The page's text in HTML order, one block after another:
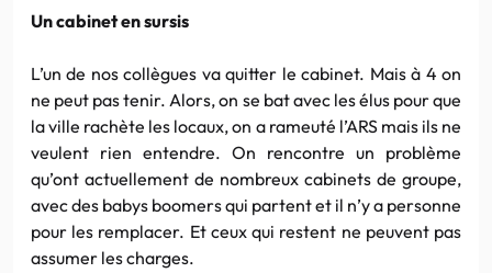
Un cabinet en sursis
L’un de nos collègues va quitter le cabinet. Mais à 4 on
ne peut pas tenir. Alors, on se bat avec les élus pour que
la ville rachète les locaux, on a rameuté l’ARS mais ils ne
veulent rien entendre. On rencontre un problème
qu’ont actuellement de nombreux cabinets de groupe,
avec des babys boomers qui partent et il n’y a personne
pour les remplacer. Et ceux qui restent ne peuvent pas
assumer les charges.